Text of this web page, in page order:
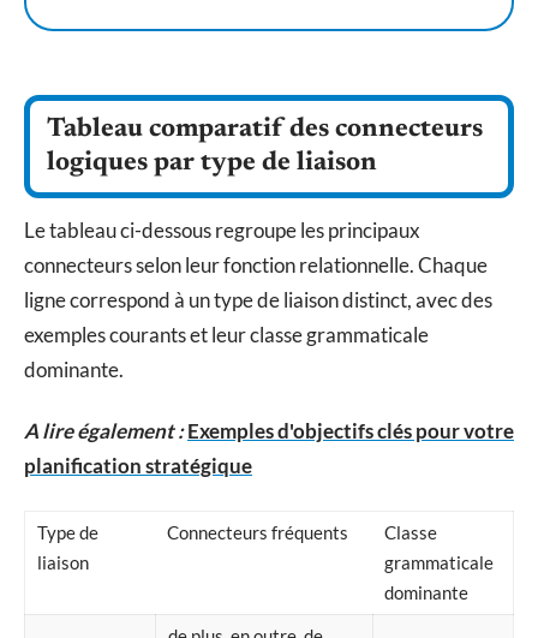
Tableau comparatif des connecteurs
logiques par type de liaison
Le tableau ci-dessous regroupe les principaux
connecteurs selon leur fonction relationnelle. Chaque
ligne correspond à un type de liaison distinct, avec des
exemples courants et leur classe grammaticale
dominante.
A lire également :Exemples d'objectifs clés pour votre
planification stratégique
Type de
liaison
Connecteurs fréquents
Classe
grammaticale
dominante